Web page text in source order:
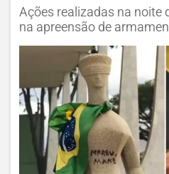
Ações realizadas na noite
na apreensão de